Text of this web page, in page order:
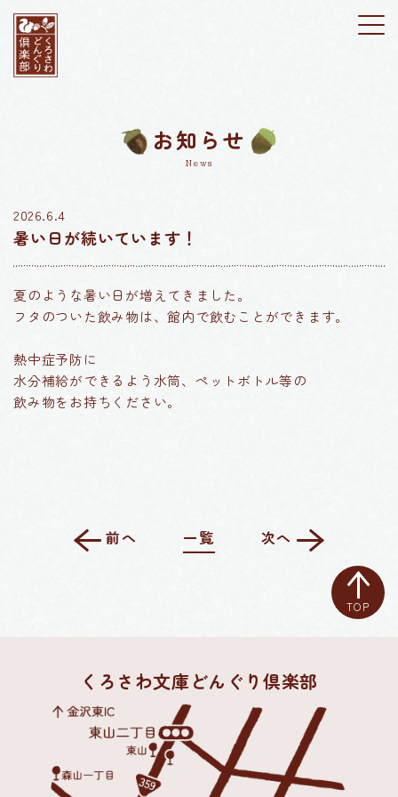
お知らせ
News
2026.6.4
暑い日が続いています！
夏のような暑い日が増えてきました。
フタのついた飲み物は、館内で飲むことができます。
熱中症予防に
水分補給ができるよう水筒、ペットボトル等の
飲み物をお持ちください。
前へ 一覧 次へ
TOP
くろさわ文庫どんぐり倶楽部